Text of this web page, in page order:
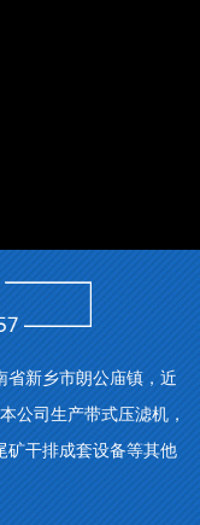
新乡市朗公庙镇，近
司生产带式压滤机，
矿干排成套设备等其他